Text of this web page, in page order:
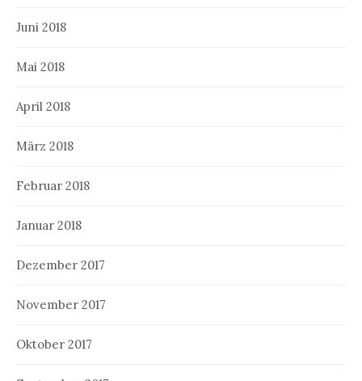
Juni 2018
Mai 2018
April 2018
März 2018
Februar 2018
Januar 2018
Dezember 2017
November 2017
Oktober 2017